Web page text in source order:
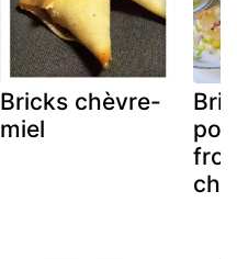
Bricks chèvre-
miel